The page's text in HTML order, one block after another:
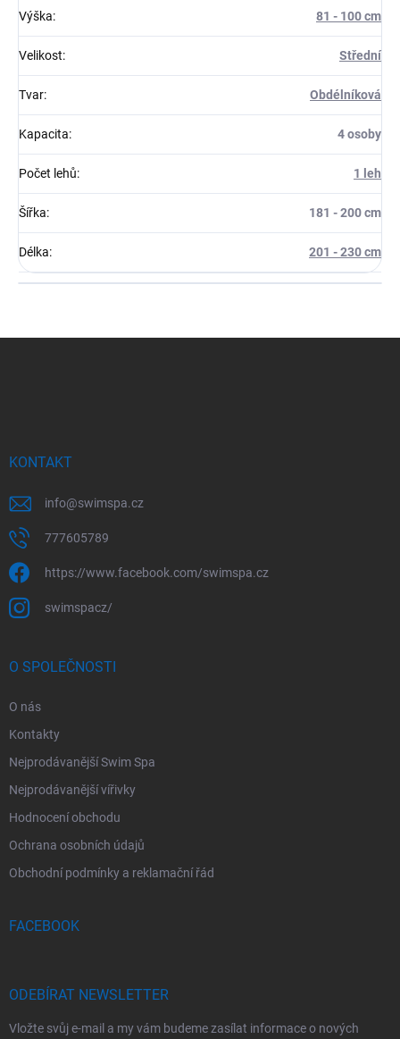
Výška: 81 - 100 cm
Velikost: Střední
Tvar: Obdélníková
Kapacita: 4 osoby
Počet lehů: 1 leh
Šířka: 181 - 200 cm
Délka: 201 - 230 cm
KONTAKT
info@swimspa.cz
777605789
https://www.facebook.com/swimspa.cz
swimspacz/
O SPOLEČNOSTI
O nás
Kontakty
Nejprodávanější Swim Spa
Nejprodávanější vířivky
Hodnocení obchodu
Ochrana osobních údajů
Obchodní podmínky a reklamační řád
FACEBOOK
ODEBÍRAT NEWSLETTER
Vložte svůj e-mail a my vám budeme zasílat informace o nových